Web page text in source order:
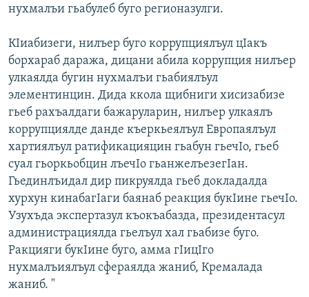
нухмалъи гьабулеб буго регионазулги.
КIиабизеги, нилъер буго коррупциялъул цIакъ
борхараб даража, дицани абила коррупция нилъер
улкаялда бугин нухмалъи гьабиялъул
элементинцин. Дида ккола щибниги хисизабизе
гьеб рахъалдаги бажаруларин, нилъер улкаялъ
коррупциялде данде къеркьеялъул Европаялъул
хартиялъул ратификацияцин гьабун гьечIо, гьеб
суал гьоркьобцин лъечIо гьанжелъезегIан.
Гьединлъидал дир пикруялда гьеб докладалда
хурхун кинабагIаги баянаб реакция букIине гьечIо.
Узухъда экспертазул къокъабазда, президентасул
администрациялда гьелъул хал гьабизе буго.
Ракцияги букIине буго, амма гIицIго
нухмалъиялъул сфераялда жаниб, Кремалада
жаниб. "